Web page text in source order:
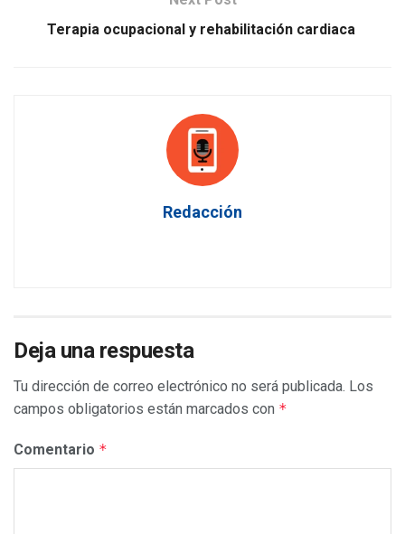
Terapia ocupacional y rehabilitación cardiaca
Redacción
Deja una respuesta
Tu dirección de correo electrónico no será publicada. Los
campos obligatorios están marcados con *
Comentario *